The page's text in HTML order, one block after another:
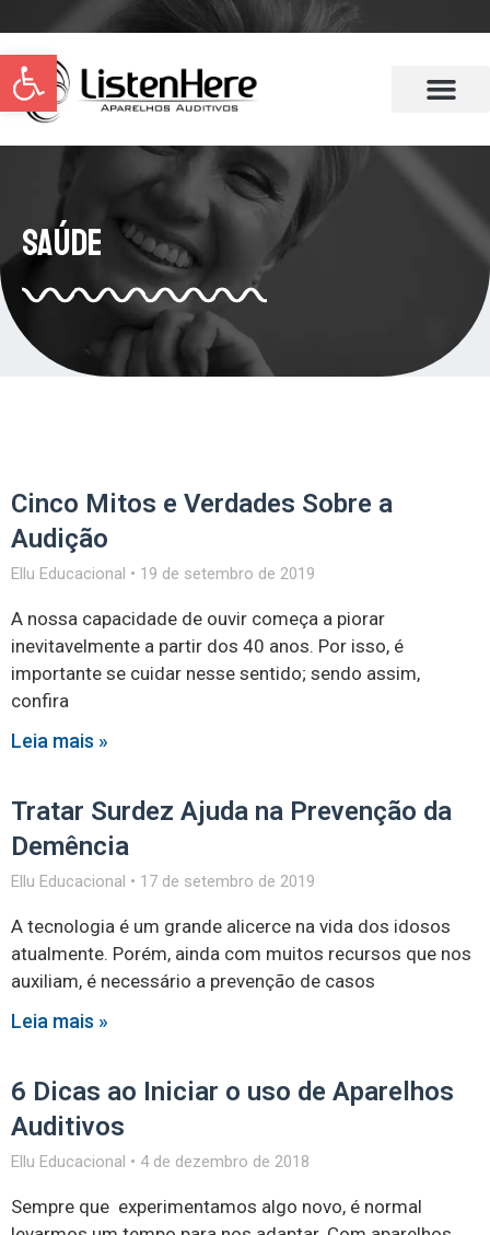
Abrir a barra de ferramentas
Saúde
Cinco Mitos e Verdades Sobre a
Audição
Ellu Educacional 19 de setembro de 2019
A nossa capacidade de ouvir começa a piorar
inevitavelmente a partir dos 40 anos. Por isso, é
importante se cuidar nesse sentido; sendo assim,
confira
Leia mais »
Tratar Surdez Ajuda na Prevenção da
Demência
Ellu Educacional 17 de setembro de 2019
A tecnologia é um grande alicerce na vida dos idosos
atualmente. Porém, ainda com muitos recursos que nos
auxiliam, é necessário a prevenção de casos
Leia mais »
6 Dicas ao Iniciar o uso de Aparelhos
Auditivos
Ellu Educacional 4 de dezembro de 2018
Sempre que experimentamos algo novo, é normal